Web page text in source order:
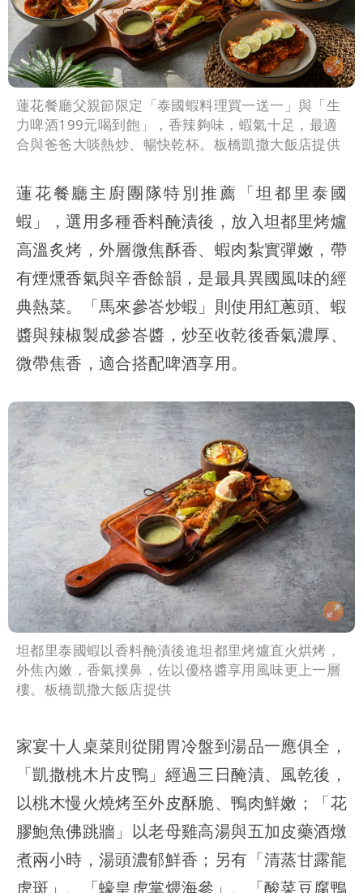
蓮花餐廳父親節限定「泰國蝦料理買一送一」與「生
力啤酒199元喝到飽」，香辣夠味，蝦氣十足，最適
合與爸爸大啖熱炒、暢快乾杯。板橋凱撒大飯店提供
蓮花餐廳主廚團隊特別推薦「坦都里泰國
蝦」，選用多種香料醃漬後，放入坦都里烤爐
高溫炙烤，外層微焦酥香、蝦肉紮實彈嫩，帶
有煙燻香氣與辛香餘韻，是最具異國風味的經
典熱菜。「馬來參峇炒蝦」則使用紅蔥頭、蝦
醬與辣椒製成參峇醬，炒至收乾後香氣濃厚、
微帶焦香，適合搭配啤酒享用。
坦都里泰國蝦以香料醃漬後進坦都里烤爐直火烘烤，
外焦內嫩，香氣撲鼻，佐以優格醬享用風味更上一層
樓。板橋凱撒大飯店提供
家宴十人桌菜則從開胃冷盤到湯品一應俱全，
「凱撒桃木片皮鴨」經過三日醃漬、風乾後，
以桃木慢火燒烤至外皮酥脆、鴨肉鮮嫩；「花
膠鮑魚佛跳牆」以老母雞高湯與五加皮藥酒燉
煮兩小時，湯頭濃郁鮮香；另有「清蒸甘露龍
虎斑」、「蠔皇虎掌煨海參」、「酸菜豆腐鴨